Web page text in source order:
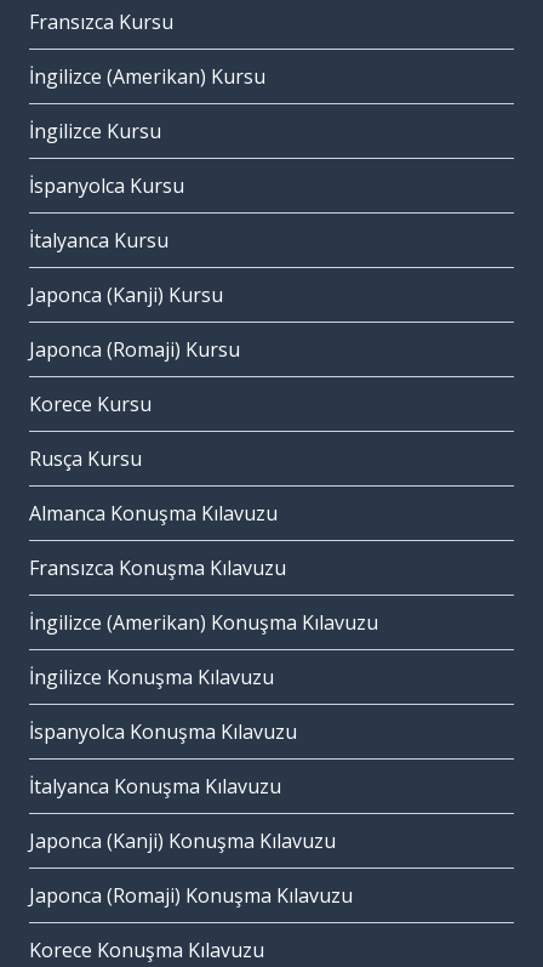
Fransızca Kursu
İngilizce (Amerikan) Kursu
İngilizce Kursu
İspanyolca Kursu
İtalyanca Kursu
Japonca (Kanji) Kursu
Japonca (Romaji) Kursu
Korece Kursu
Rusça Kursu
Almanca Konuşma Kılavuzu
Fransızca Konuşma Kılavuzu
İngilizce (Amerikan) Konuşma Kılavuzu
İngilizce Konuşma Kılavuzu
İspanyolca Konuşma Kılavuzu
İtalyanca Konuşma Kılavuzu
Japonca (Kanji) Konuşma Kılavuzu
Japonca (Romaji) Konuşma Kılavuzu
Korece Konuşma Kılavuzu